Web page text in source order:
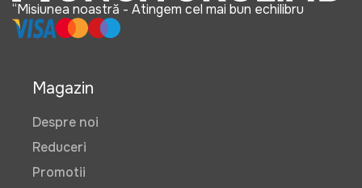
“Misiunea noastră - Atingem cel mai bun echilibru
Magazin
Despre noi
Reduceri
Promotii